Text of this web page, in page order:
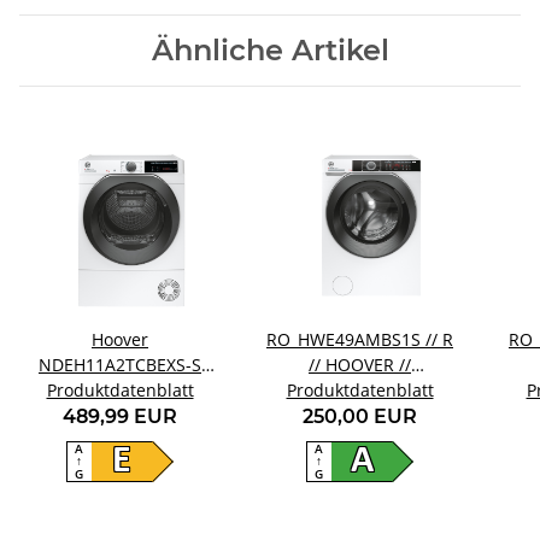
Ähnliche Artikel
Hoover
NDEH11A2TCBEXS-S
Wärmepumpentrockner
Produktdatenblatt
489,99 EUR
E
A
↑
G
RO_HWE49AMBS1S // R
// HOOVER //
HWE49AMBS/1-S
Produktdatenblatt
250,00 EUR
A
A
↑
G